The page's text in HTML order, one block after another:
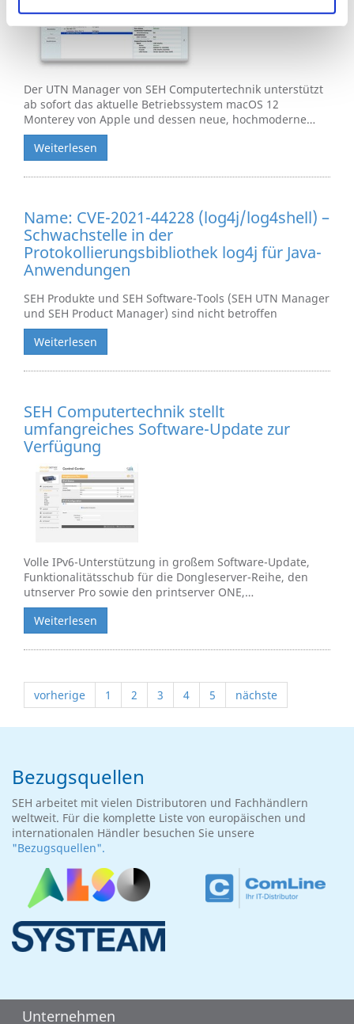
Der UTN Manager von SEH Computertechnik unterstützt
ab sofort das aktuelle Betriebssystem macOS 12
Monterey von Apple und dessen neue, hochmoderne…
Weiterlesen
Name: CVE-2021-44228 (log4j/log4shell) –
Schwachstelle in der
Protokollierungsbibliothek log4j für Java-
Anwendungen
SEH Produkte und SEH Software-Tools (SEH UTN Manager
und SEH Product Manager) sind nicht betroffen
Weiterlesen
SEH Computertechnik stellt
umfangreiches Software-Update zur
Verfügung
Volle IPv6-Unterstützung in großem Software-Update,
Funktionalitätsschub für die Dongleserver-Reihe, den
utnserver Pro sowie den printserver ONE,…
Weiterlesen
vorherige 1 2 3 4 5 nächste
Bezugsquellen
SEH arbeitet mit vielen Distributoren und Fachhändlern
weltweit. Für die komplette Liste von europäischen und
internationalen Händler besuchen Sie unsere
"Bezugsquellen".
Unternehmen